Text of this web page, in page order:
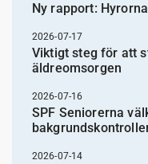
Ny rapport:
2026-07-17
Viktigt steg för att
äldreomsorgen
2026-07-16
SPF Seniorerna
2026-07-14